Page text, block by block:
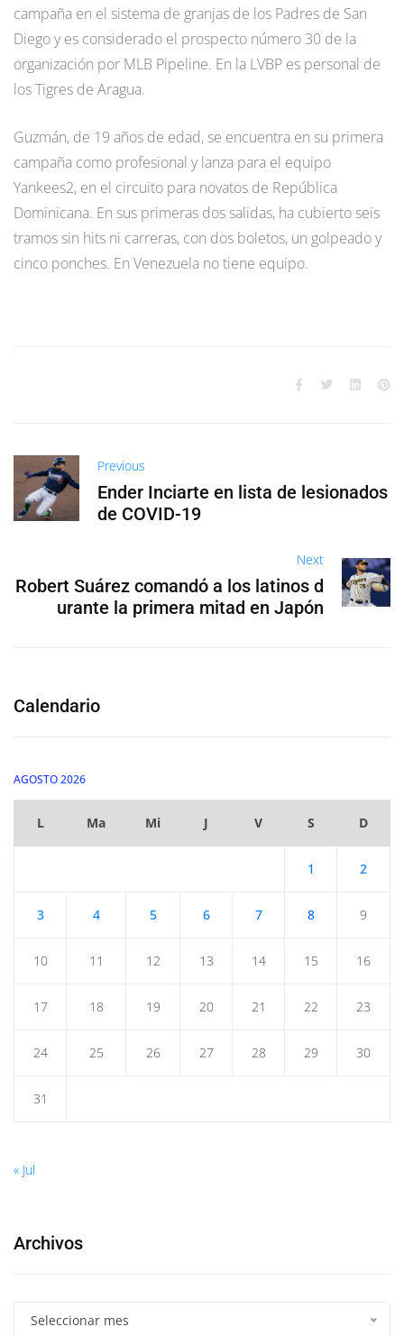
campaña en el sistema de granjas de los Padres de San
Diego y es considerado el prospecto número 30 de la
organización por MLB Pipeline. En la LVBP es personal de
los Tigres de Aragua.
Guzmán, de 19 años de edad, se encuentra en su primera
campaña como profesional y lanza para el equipo
Yankees2, en el circuito para novatos de República
Dominicana. En sus primeras dos salidas, ha cubierto seis
tramos sin hits ni carreras, con dos boletos, un golpeado y
cinco ponches. En Venezuela no tiene equipo.
Previous
Ender Inciarte en lista de lesionados
de COVID-19
Next
Robert Suárez comandó a los latinos d
urante la primera mitad en Japón
Calendario
AGOSTO 2026
L Ma Mi J V S D
1 2
3 4 5 6 7 8 9
10 11 12 13 14 15 16
17 18 19 20 21 22 23
24 25 26 27 28 29 30
31
« Jul
Archivos
Seleccionar mes